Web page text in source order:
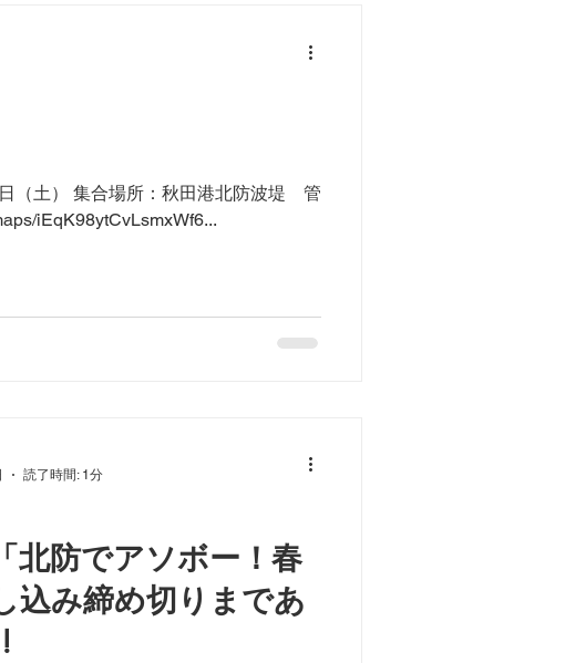
（土） 集合場所：秋田港北防波堤 管
iEqK98ytCvLsmxWf6...
北防でアソボー！春
込み締め切りまであ
読了時間: 1分